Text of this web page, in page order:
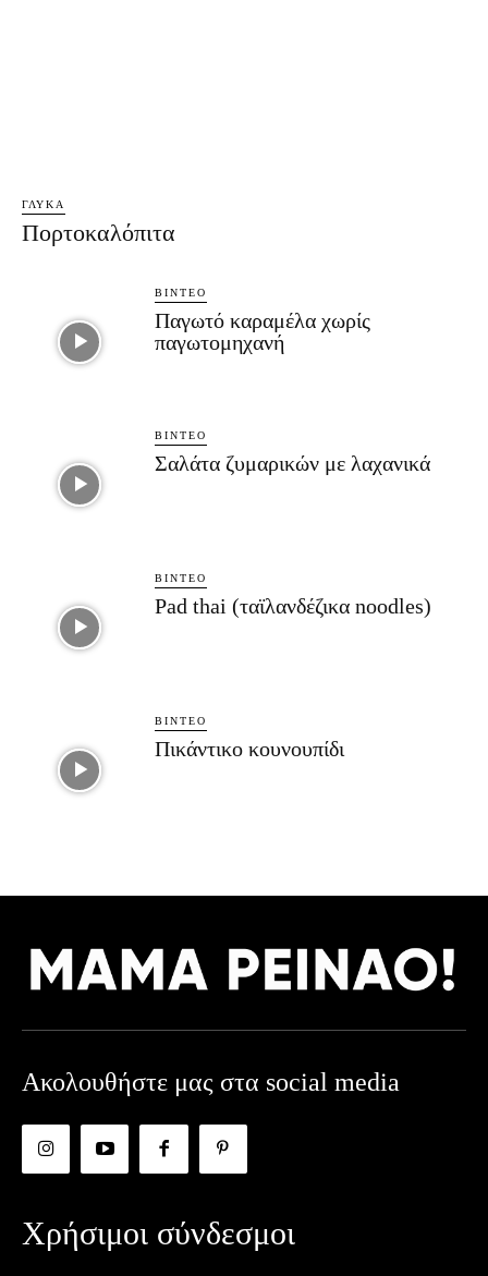
ΓΛΥΚΆ
Πορτοκαλόπιτα
ΒΊΝΤΕΟ
Παγωτό καραμέλα χωρίς
παγωτομηχανή
ΒΊΝΤΕΟ
Σαλάτα ζυμαρικών με λαχανικά
ΒΊΝΤΕΟ
Pad thai (ταϊλανδέζικα noodles)
ΒΊΝΤΕΟ
Πικάντικο κουνουπίδι
Ακολουθήστε μας στα social media
Χρήσιμοι σύνδεσμοι